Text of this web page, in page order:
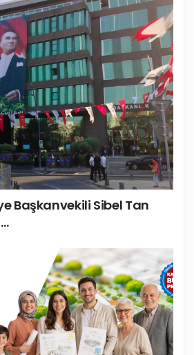
Başkanvekili Sibel Tan